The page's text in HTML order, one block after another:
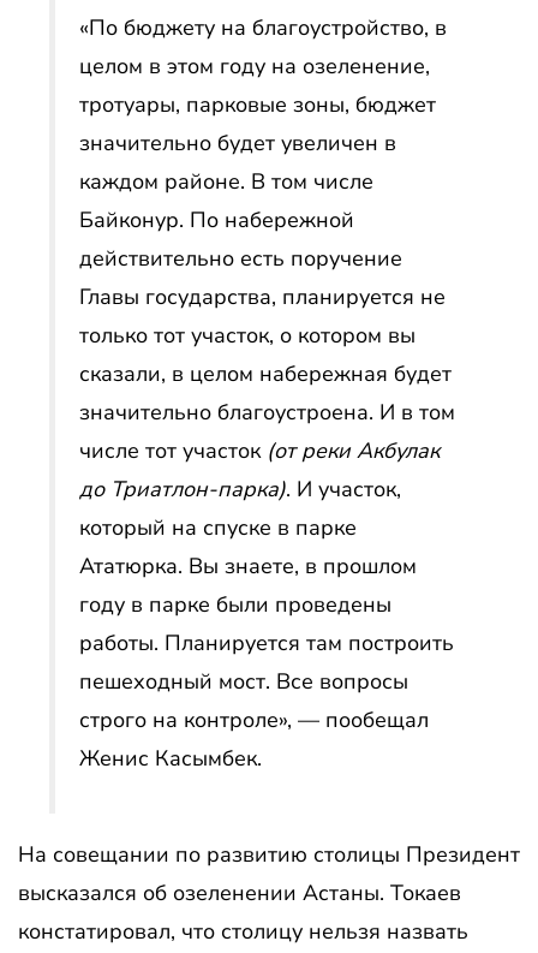
«По бюджету на благоустройство, в
целом в этом году на озеленение,
тротуары, парковые зоны, бюджет
значительно будет увеличен в
каждом районе. В том числе
Байконур. По набережной
действительно есть поручение
Главы государства, планируется не
только тот участок, о котором вы
сказали, в целом набережная будет
значительно благоустроена. И в том
числе тот участок(от реки Акбулак
до Триатлон-парка). И участок,
который на спуске в парке
Ататюрка. Вы знаете, в прошлом
году в парке были проведены
работы. Планируется там построить
пешеходный мост. Все вопросы
строго на контроле», — пообещал
Женис Касымбек.
На совещании по развитию столицы Президент
высказался об озеленении Астаны. Токаев
констатировал, что столицу нельзя назвать